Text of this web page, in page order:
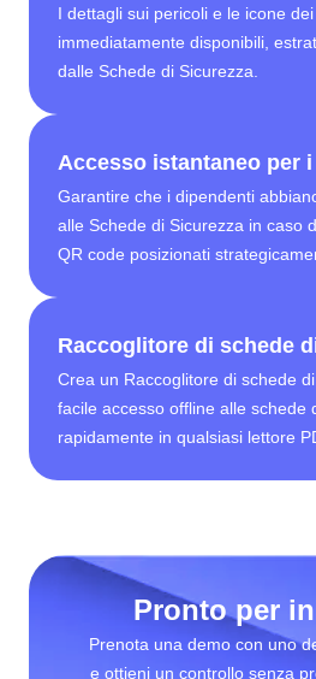
I dettagli sui pericoli e le icone
immediatamente disponibili,
dalle Schede di Sicurezza.
Accesso istantaneo per
Garantire che i dipendenti
alle Schede di Sicurezza in caso
QR code posizionati
Raccoglitore di schede
Crea un Raccoglitore di schede
facile accesso offline alle schede
rapidamente in qualsiasi lettore
Pronto per
Prenota una demo con uno
e ottieni un controllo senza